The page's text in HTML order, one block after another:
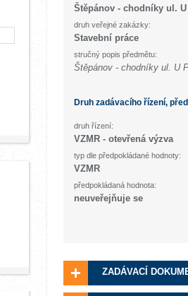
Štěpánov - chodníky ul.
druh veřejné zakázky:
Stavební práce
stručný popis předmětu:
Štěpánov - chodníky ul. U
Druh zadávacího řízení,
druh řízení:
VZMR - otevřená výzva
typ dle předpokládané hodnoty:
VZMR
předpokládaná hodnota:
neuveřejňuje se
ZADÁVACÍ